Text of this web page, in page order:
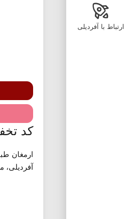
ارتباط با آفردیلی
کد
ارمغان
آفردیلی،